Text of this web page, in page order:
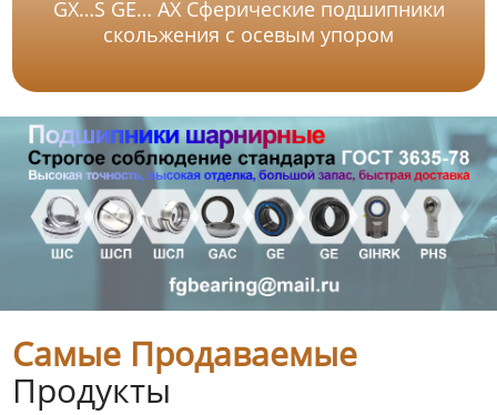
GX…S GE… AX Сферические подшипники
скольжения с осевым упором
Самые Продаваемые
Продукты